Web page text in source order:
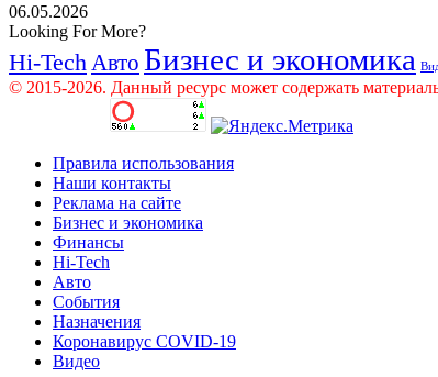
06.05.2026
Looking For More?
Hi-Tech Авто Бизнес и экономика
© 2015-2026. Данный ресурс может содержать
Правила использования
Наши контакты
Реклама на сайте
Бизнес и экономика
Финансы
Hi-Tech
Авто
События
Назначения
Коронавирус COVID-19
Видео